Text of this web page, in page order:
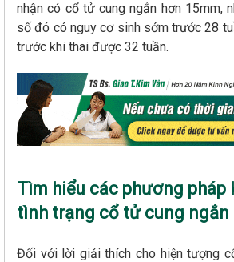
nhận có cổ tử cung ngắn hơn 15mm,
số đó có nguy cơ sinh sớm trước 28
trước khi thai được 32 tuần.
Tìm hiểu các phương pháp
tình trạng cổ tử cung ngắn
Đối với lời giải thích cho hiện tượng